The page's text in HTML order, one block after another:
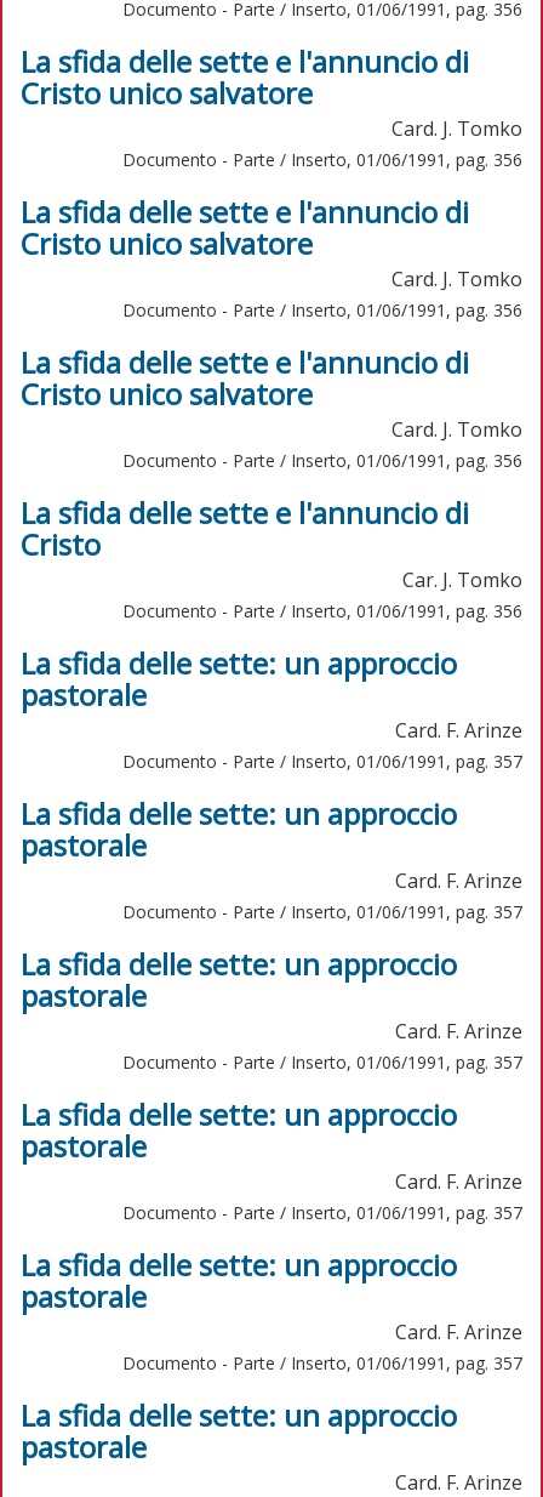
Documento - Parte / Inserto, 01/06/1991, pag. 356
La sfida delle sette e l'annuncio di
Cristo unico salvatore
Card. J. Tomko
Documento - Parte / Inserto, 01/06/1991, pag. 356
La sfida delle sette e l'annuncio di
Cristo unico salvatore
Card. J. Tomko
Documento - Parte / Inserto, 01/06/1991, pag. 356
La sfida delle sette e l'annuncio di
Cristo unico salvatore
Card. J. Tomko
Documento - Parte / Inserto, 01/06/1991, pag. 356
La sfida delle sette e l'annuncio di
Cristo
Car. J. Tomko
Documento - Parte / Inserto, 01/06/1991, pag. 356
La sfida delle sette: un approccio
pastorale
Card. F. Arinze
Documento - Parte / Inserto, 01/06/1991, pag. 357
La sfida delle sette: un approccio
pastorale
Card. F. Arinze
Documento - Parte / Inserto, 01/06/1991, pag. 357
La sfida delle sette: un approccio
pastorale
Card. F. Arinze
Documento - Parte / Inserto, 01/06/1991, pag. 357
La sfida delle sette: un approccio
pastorale
Card. F. Arinze
Documento - Parte / Inserto, 01/06/1991, pag. 357
La sfida delle sette: un approccio
pastorale
Card. F. Arinze
Documento - Parte / Inserto, 01/06/1991, pag. 357
La sfida delle sette: un approccio
pastorale
Card. F. Arinze